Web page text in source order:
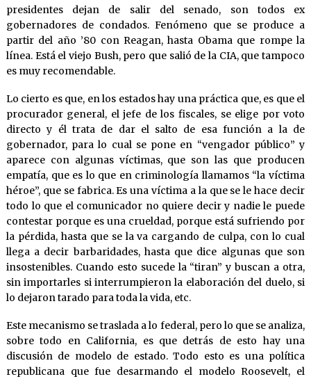
presidentes dejan de salir del senado, son todos ex
gobernadores de condados. Fenómeno que se produce a
partir del año ’80 con Reagan, hasta Obama que rompe la
línea. Está el viejo Bush, pero que salió de la CIA, que tampoco
es muy recomendable.
Lo cierto es que, en los estados hay una práctica que, es que el
procurador general, el jefe de los fiscales, se elige por voto
directo y él trata de dar el salto de esa función a la de
gobernador, para lo cual se pone en “vengador público” y
aparece con algunas víctimas, que son las que producen
empatía, que es lo que en criminología llamamos “la víctima
héroe”, que se fabrica. Es una víctima a la que se le hace decir
todo lo que el comunicador no quiere decir y nadie le puede
contestar porque es una crueldad, porque está sufriendo por
la pérdida, hasta que se la va cargando de culpa, con lo cual
llega a decir barbaridades, hasta que dice algunas que son
insostenibles. Cuando esto sucede la “tiran” y buscan a otra,
sin importarles si interrumpieron la elaboración del duelo, si
lo dejaron tarado para toda la vida, etc.
Este mecanismo se traslada a lo federal, pero lo que se analiza,
sobre todo en California, es que detrás de esto hay una
discusión de modelo de estado. Todo esto es una política
republicana que fue desarmando el modelo Roosevelt, el